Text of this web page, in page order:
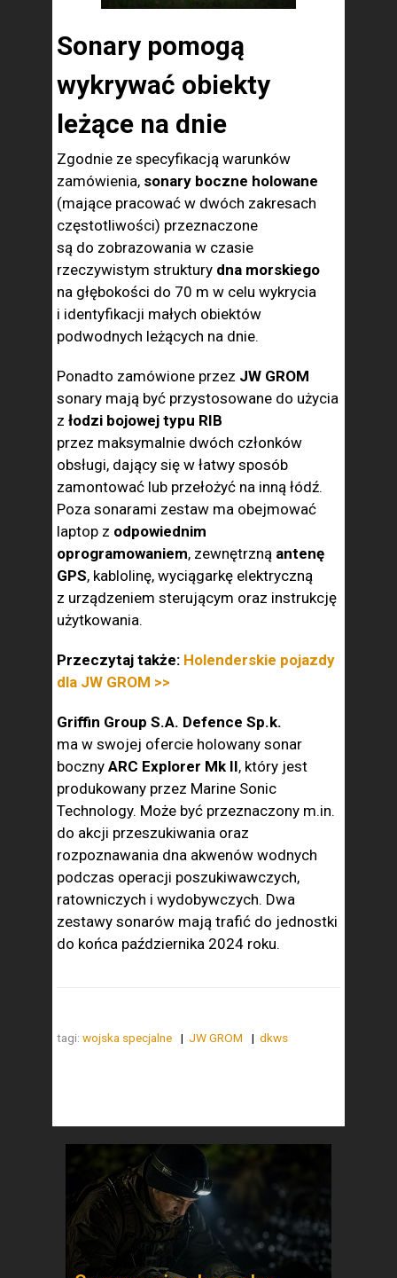
Sonary pomogą
wykrywać obiekty
leżące na dnie
Zgodnie ze specyfikacją warunków
zamówienia, sonary boczne holowane
(mające pracować w dwóch zakresach
częstotliwości) przeznaczone
są do zobrazowania w czasie
rzeczywistym struktury dna morskiego
na głębokości do 70 m w celu wykrycia
i identyfikacji małych obiektów
podwodnych leżących na dnie.
Ponadto zamówione przez JW GROM
sonary mają być przystosowane do użycia
z łodzi bojowej typu RIB
przez maksymalnie dwóch członków
obsługi, dający się w łatwy sposób
zamontować lub przełożyć na inną łódź.
Poza sonarami zestaw ma obejmować
laptop z odpowiednim
oprogramowaniem, zewnętrzną antenę
GPS, kablolinę, wyciągarkę elektryczną
z urządzeniem sterującym oraz instrukcję
użytkowania.
Przeczytaj także: Holenderskie pojazdy
dla JW GROM >>
Griffin Group S.A. Defence Sp.k.
ma w swojej ofercie holowany sonar
boczny ARC Explorer Mk II, który jest
produkowany przez Marine Sonic
Technology. Może być przeznaczony m.in.
do akcji przeszukiwania oraz
rozpoznawania dna akwenów wodnych
podczas operacji poszukiwawczych,
ratowniczych i wydobywczych. Dwa
zestawy sonarów mają trafić do jednostki
do końca października 2024 roku.
tagi: wojska specjalne JW GROM dkws